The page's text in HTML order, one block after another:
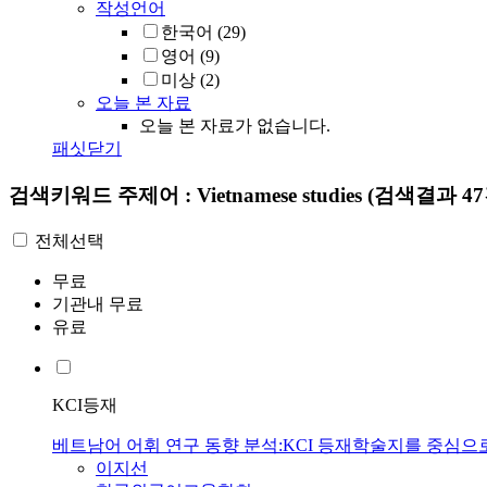
작성언어
한국어 (29)
영어 (9)
미상 (2)
오늘 본 자료
오늘 본 자료가 없습니다.
패싯닫기
검색키워드 주제어 : Vietnamese studies (검색결과
전체선택
무료
기관내 무료
유료
KCI등재
베트남어 어휘 연구 동향 분석:KCI 등재학술지를 중심으
이지선